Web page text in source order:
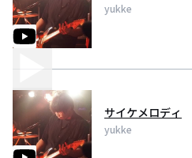
yukke
サイケメロディ
yukke